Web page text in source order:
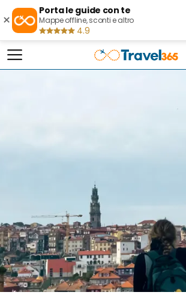
×
Porta le guide con te
Mappe offline, sconti e altro
4.9